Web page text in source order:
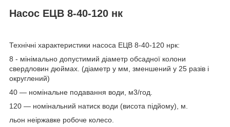
Насос ЕЦВ 8-40-120 нк
Технічні характеристики насоса ЕЦВ 8-40-120 нрк:
8 - мінімально допустимий діаметр обсадної колони
свердловин дюймах. (діаметр у мм, зменшений у 25 разів і
округлений)
40 — номінальне подавання води, м3/год.
120 — номінальний натиск води (висота підйому), м.
льон неіржавке робоче колесо.